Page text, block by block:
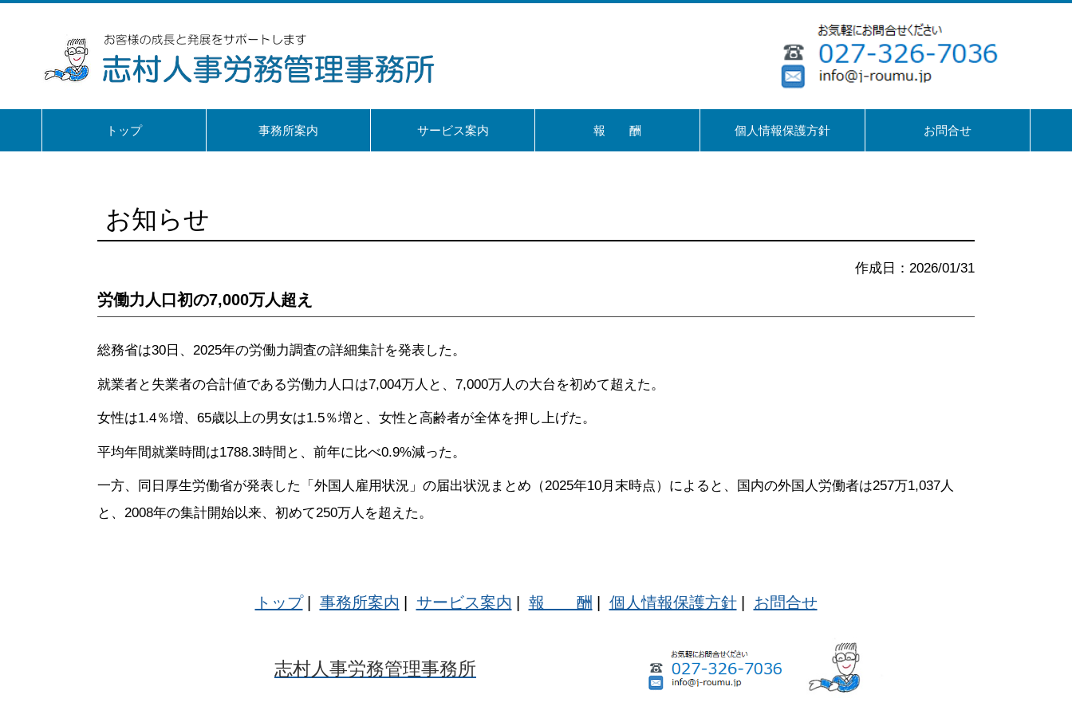
トップ 事務所案内 サービス案内 報 酬 個人情報保護方針 お問合せ
お知らせ
作成日：2026/01/31
労働力人口初の7,000万人超え
総務省は30日、2025年の労働力調査の詳細集計を発表した。
就業者と失業者の合計値である労働力人口は7,004万人と、7,000万人の大台を初めて超えた。
女性は1.4％増、65歳以上の男女は1.5％増と、女性と高齢者が全体を押し上げた。
平均年間就業時間は1788.3時間と、前年に比べ0.9%減った。
一方、同日厚生労働省が発表した「外国人雇用状況」の届出状況まとめ（2025年10月末時点）によると、国内の外国人労働者は257万1,037人
と、2008年の集計開始以来、初めて250万人を超えた。
トップ | 事務所案内 | サービス案内 | 報 酬 | 個人情報保護方針 | お問合せ
志村人事労務管理事務所